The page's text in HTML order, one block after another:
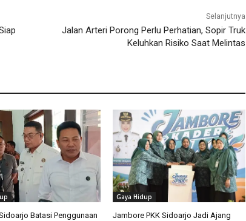
Selanjutnya
Jalan Arteri Porong Perlu Perhatian, Sopir Truk
Keluhkan Risiko Saat Melintas
Batasi Penggunaan
Gaya Hidup
Jambore PKK Sidoarjo Jadi Ajang